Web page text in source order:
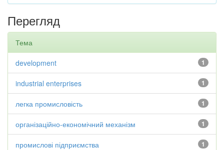
Перегляд
Тема
1
development
1
industrial enterprises
1
легка промисловість
1
організаційно-економічний механізм
1
промислові підприємства